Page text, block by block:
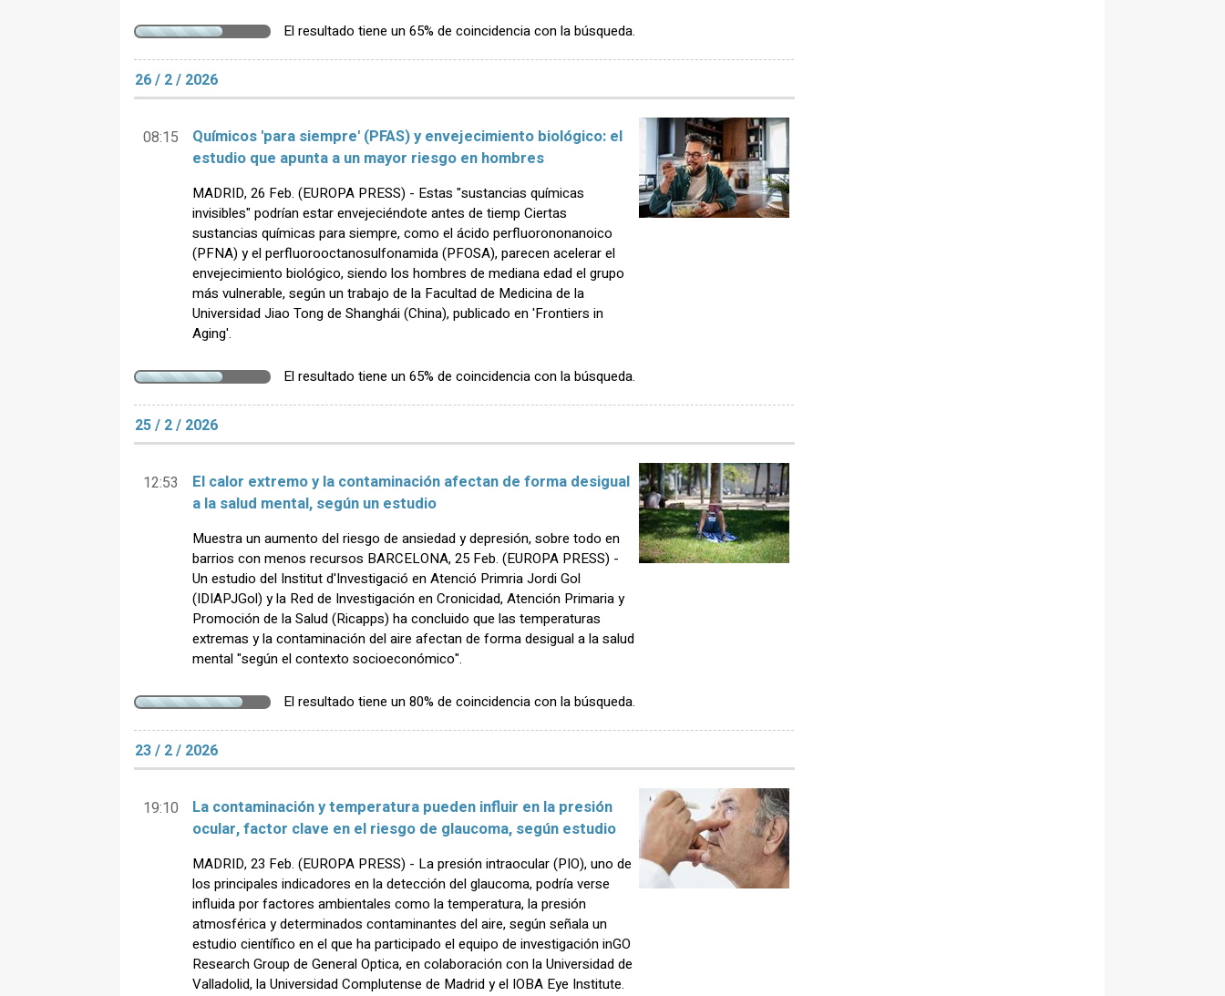
El resultado tiene un 65% de coincidencia con la búsqueda.
26 / 2 / 2026
08:15
Químicos 'para siempre' (PFAS) y envejecimiento biológico: el
estudio que apunta a un mayor riesgo en hombres
MADRID, 26 Feb. (EUROPA PRESS) - Estas "sustancias químicas
invisibles" podrían estar envejeciéndote antes de tiemp Ciertas
sustancias químicas para siempre, como el ácido perfluorononanoico
(PFNA) y el perfluorooctanosulfonamida (PFOSA), parecen acelerar el
envejecimiento biológico, siendo los hombres de mediana edad el grupo
más vulnerable, según un trabajo de la Facultad de Medicina de la
Universidad Jiao Tong de Shanghái (China), publicado en 'Frontiers in
Aging'.
El resultado tiene un 65% de coincidencia con la búsqueda.
25 / 2 / 2026
12:53
El calor extremo y la contaminación afectan de forma desigual
a la salud mental, según un estudio
Muestra un aumento del riesgo de ansiedad y depresión, sobre todo en
barrios con menos recursos BARCELONA, 25 Feb. (EUROPA PRESS) -
Un estudio del Institut d'Investigació en Atenció Primria Jordi Gol
(IDIAPJGol) y la Red de Investigación en Cronicidad, Atención Primaria y
Promoción de la Salud (Ricapps) ha concluido que las temperaturas
extremas y la contaminación del aire afectan de forma desigual a la salud
mental "según el contexto socioeconómico".
El resultado tiene un 80% de coincidencia con la búsqueda.
23 / 2 / 2026
19:10
La contaminación y temperatura pueden influir en la presión
ocular, factor clave en el riesgo de glaucoma, según estudio
MADRID, 23 Feb. (EUROPA PRESS) - La presión intraocular (PIO), uno de
los principales indicadores en la detección del glaucoma, podría verse
influida por factores ambientales como la temperatura, la presión
atmosférica y determinados contaminantes del aire, según señala un
estudio científico en el que ha participado el equipo de investigación inGO
Research Group de General Optica, en colaboración con la Universidad de
Valladolid, la Universidad Complutense de Madrid y el IOBA Eye Institute.